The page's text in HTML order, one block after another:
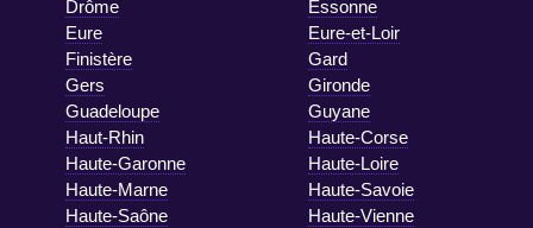
Drôme
Essonne
Eure
Eure-et-Loir
Finistère
Gard
Gers
Gironde
Guadeloupe
Guyane
Haut-Rhin
Haute-Corse
Haute-Garonne
Haute-Loire
Haute-Marne
Haute-Savoie
Haute-Saône
Haute-Vienne